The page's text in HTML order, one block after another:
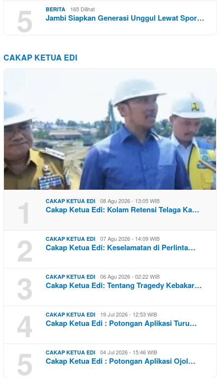
5
BERITA 165 Dilihat
Jambi Siapkan Generasi Unggul Lewat Spor…
CAKAP KETUA EDI
1 CAKAP KETUA EDI 08 Agu 2026 - 13:05 WIB
Cakap Ketua Edi: Kolam Retensi Telaga Ka…
2 CAKAP KETUA EDI 07 Agu 2026 - 14:09 WIB
Cakap Ketua Edi: Keselamatan di Perlinta…
3 CAKAP KETUA EDI 06 Agu 2026 - 02:22 WIB
Cakap Ketua Edi: Tentang Tragedy Kebakar…
4 CAKAP KETUA EDI 19 Jul 2026 - 12:53 WIB
Cakap Ketua Edi : Potongan Aplikasi Turu…
5 CAKAP KETUA EDI 04 Jul 2026 - 15:46 WIB
Cakap Ketua Edi : Potongan Aplikasi Ojol…